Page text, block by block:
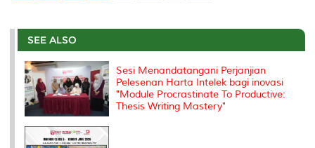
e
b
o
o
k
t
r
e
I
l
L
n
P
e
s
t
SEE ALSO
Sesi Menandatangani Perjanjian
Pelesenan Harta Intelek bagi inovasi
"Module Procrastinate To Productive:
Thesis Writing Mastery"